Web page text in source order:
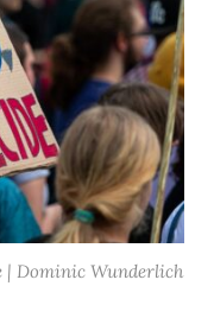
| Dominic Wunderlich